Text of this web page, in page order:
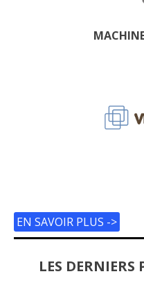
EN SAVOIR PLUS ->
LES DERNIERS